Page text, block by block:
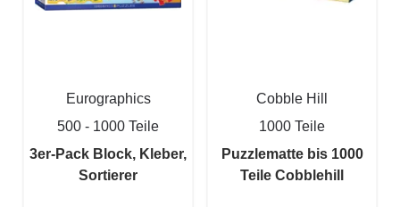
Eurographics
500 - 1000 Teile
3er-Pack Block, Kleber,
Sortierer
Cobble Hill
1000 Teile
Puzzlematte bis 1000
Teile Cobblehill